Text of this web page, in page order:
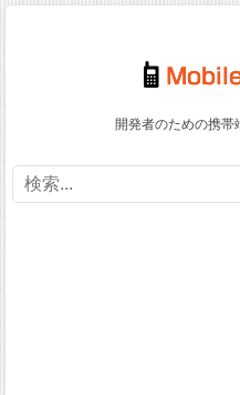
開発者のための携帯